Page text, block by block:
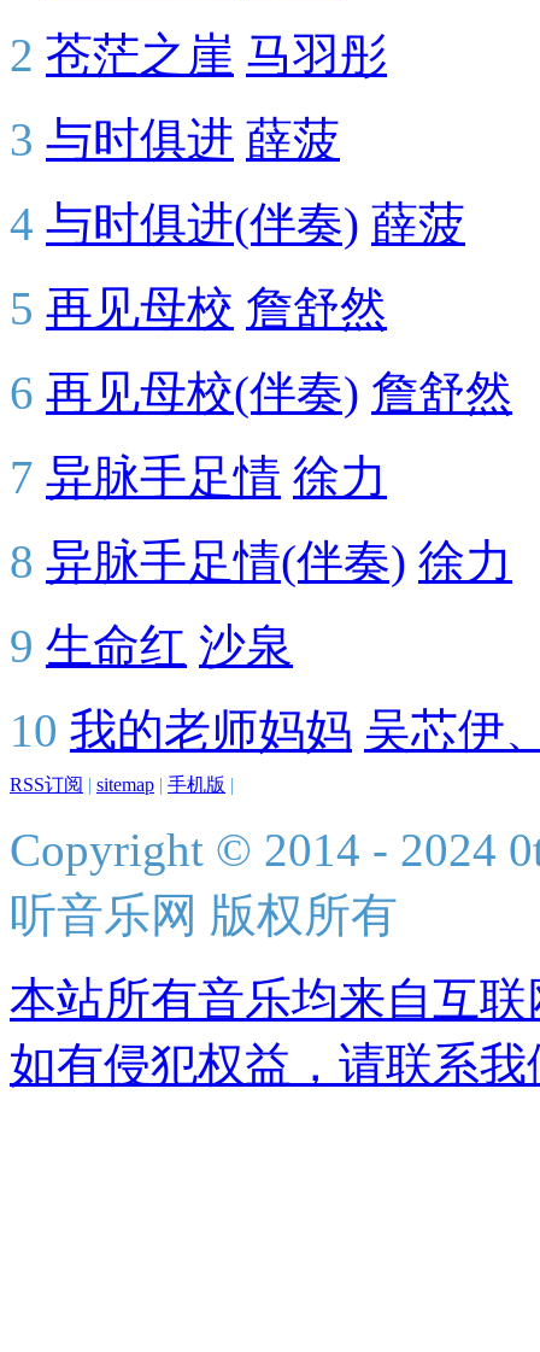
2 苍茫之崖 马羽彤
3 与时俱进 薛菠
4 与时俱进(伴奏) 薛菠
5 再见母校 詹舒然
6 再见母校(伴奏) 詹舒然
7 异脉手足情 徐力
8 异脉手足情(伴奏) 徐力
9 生命红 沙泉
10 我的老师妈妈 吴芯伊
RSS订阅 | sitemap | 手机版 |
Copyright © 2014 - 2024
听音乐网 版权所有
本站所有音乐均来自互
如有侵犯权益，请联系